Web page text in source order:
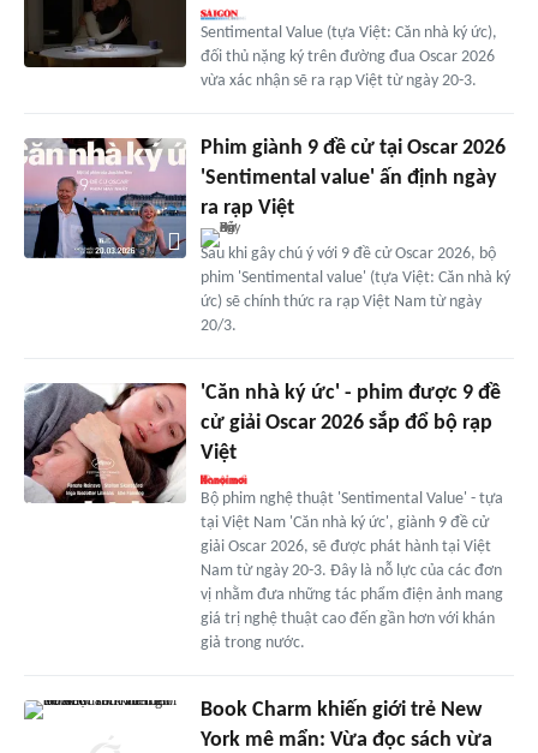
Sentimental Value (tựa Việt: Căn nhà ký ức),
đối thủ nặng ký trên đường đua Oscar 2026
vừa xác nhận sẽ ra rạp Việt từ ngày 20-3.
Phim giành 9 đề cử tại Oscar 2026
'Sentimental value' ấn định ngày
ra rạp Việt
Sau khi gây chú ý với 9 đề cử Oscar 2026, bộ
phim 'Sentimental value' (tựa Việt: Căn nhà ký
ức) sẽ chính thức ra rạp Việt Nam từ ngày
20/3.
'Căn nhà ký ức' - phim được 9 đề
cử giải Oscar 2026 sắp đổ bộ rạp
Việt
Bộ phim nghệ thuật 'Sentimental Value' - tựa
tại Việt Nam 'Căn nhà ký ức', giành 9 đề cử
giải Oscar 2026, sẽ được phát hành tại Việt
Nam từ ngày 20-3. Đây là nỗ lực của các đơn
vị nhằm đưa những tác phẩm điện ảnh mang
giá trị nghệ thuật cao đến gần hơn với khán
giả trong nước.
Book Charm khiến giới trẻ New
York mê mẩn: Vừa đọc sách vừa